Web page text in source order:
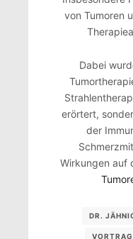
von Tumoren
Dabei
erörtert,
der
Wirkungen auf
DR.
VORTRAG